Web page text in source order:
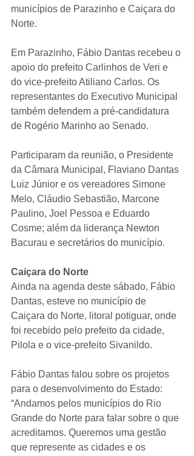
municípios de Parazinho e Caiçara do
Norte.
Em Parazinho, Fábio Dantas recebeu o
apoio do prefeito Carlinhos de Veri e
do vice-prefeito Atiliano Carlos. Os
representantes do Executivo Municipal
também defendem a pré-candidatura
de Rogério Marinho ao Senado.
Participaram da reunião, o Presidente
da Câmara Municipal, Flaviano Dantas
Luiz Júnior e os vereadores Simone
Melo, Cláudio Sebastião, Marcone
Paulino, Joel Pessoa e Eduardo
Cosme; além da liderança Newton
Bacurau e secretários do município.
Caiçara do Norte
Ainda na agenda deste sábado, Fábio
Dantas, esteve no município de
Caiçara do Norte, litoral potiguar, onde
foi recebido pelo prefeito da cidade,
Pilola e o vice-prefeito Sivanildo.
Fábio Dantas falou sobre os projetos
para o desenvolvimento do Estado:
“Andamos pelos municípios do Rio
Grande do Norte para falar sobre o que
acreditamos. Queremos uma gestão
que represente as cidades e os